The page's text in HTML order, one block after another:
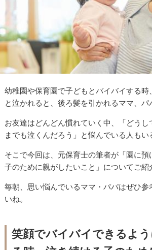
幼稚園や保育園で子どもとバイバイする時
と泣かれると、後ろ髪を引かれるママ、パ
お友達はどんどん慣れていく中、「どうし
までも泣くんだろう」と悩んでいる人もい
そこで今回は、元保育士の筆者が「園に預
子のために親がしたいこと」についてご紹
毎朝、思い悩んでいるママ・パパはぜひ参
いね。
笑顔でバイバイできるよ